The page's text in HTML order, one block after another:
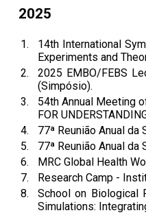
2025
1.
14th International
Experiments and
2.
2025 EMBO/FEBS
(Simpósio).
3.
54th Annual Meeting
FOR
4.
77ª Reunião Anual da
5.
77ª Reunião Anual
6.
MRC Global Health
7.
Research Camp -
8.
School on Biological
Simulations: